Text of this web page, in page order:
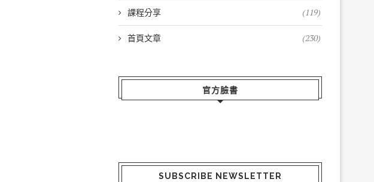
課程分享 (119)
首頁文章 (230)
官方臉書
SUBSCRIBE NEWSLETTER